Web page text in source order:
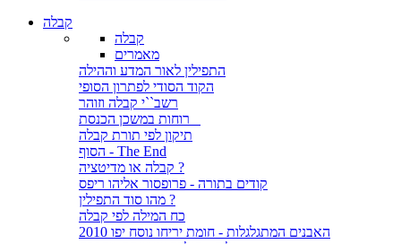
קבלה
קבלה
מאמרים
התפילין לאור המדע וההילה
הקוד הסודי לפתרון הסופי
רשב``י קבלה וזוהר
תיקון לפי תורת קבלה
הסוף - The End
קבלה או מדיטציה ?
קודים בתורה - פרופסור אליהו ריפס
מהו סוד התפילין ?
כח המילה לפי קבלה
האבנים המתגלגלות - חומת יריחו נוסח יפו 2010